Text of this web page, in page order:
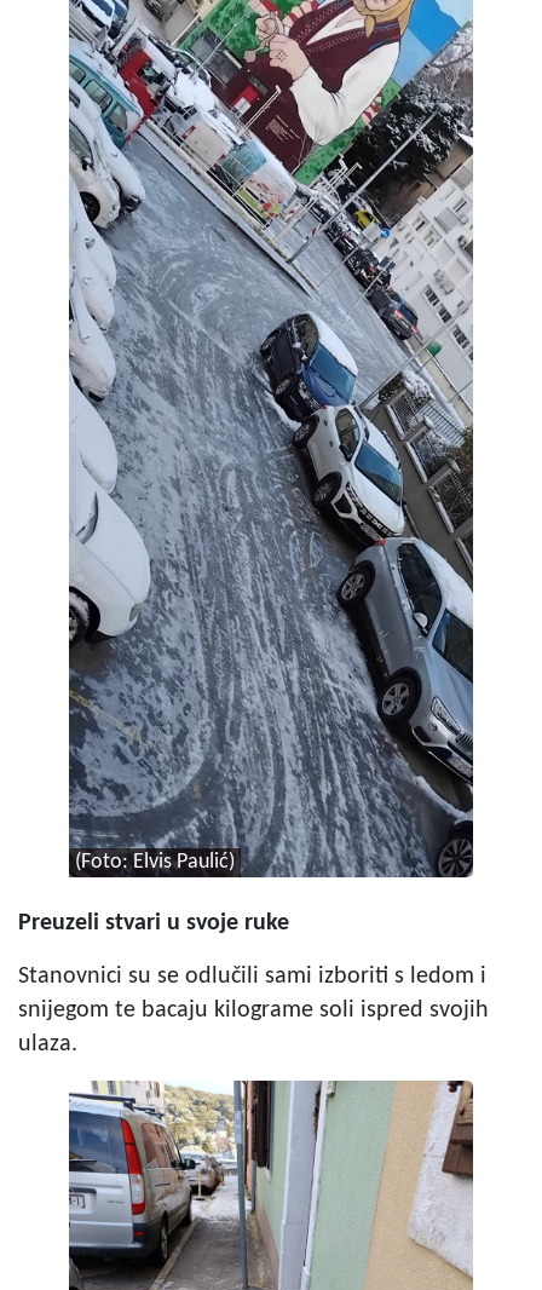
(Foto: Elvis Paulić)
Preuzeli stvari u svoje ruke
Stanovnici su se odlučili sami izboriti s ledom i
snijegom te bacaju kilograme soli ispred svojih
ulaza.